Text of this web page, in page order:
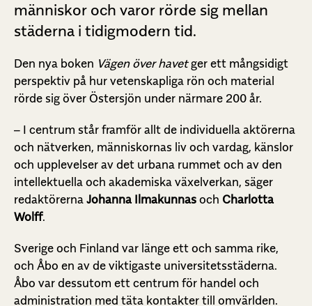
människor och varor rörde sig mellan
städerna i tidigmodern tid.
Den nya boken Vägen över havetger ett mångsidigt
perspektiv på hur vetenskapliga rön och material
rörde sig över Östersjön under närmare 200 år.
– I centrum står framför allt de individuella aktörerna
och nätverken, människornas liv och vardag, känslor
och upplevelser av det urbana rummet och av den
intellektuella och akademiska växelverkan, säger
redaktörerna Johanna Ilmakunnas och Charlotta
Wolff.
Sverige och Finland var länge ett och samma rike,
och Åbo en av de viktigaste universitetsstäderna.
Åbo var dessutom ett centrum för handel och
administration med täta kontakter till omvärlden.